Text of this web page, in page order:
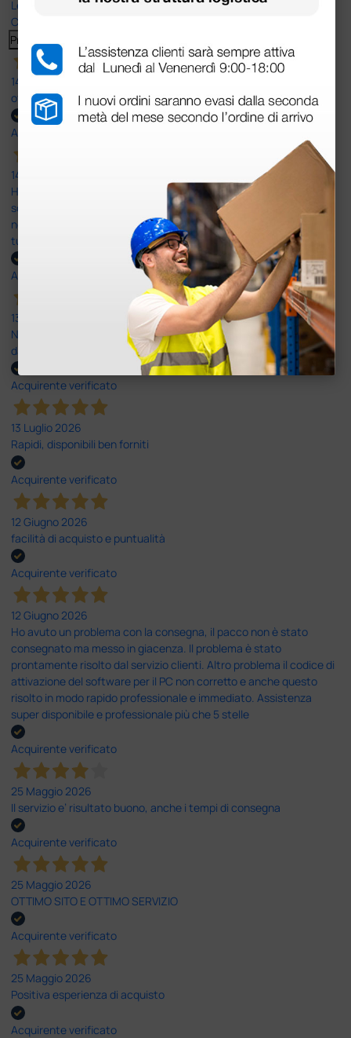
Le nostre recensioni a 4 e 5 stelle.
Clicca qui per leggerle tutte >
Precedente
14 Luglio 2026
ottima
Acquirente verificato
14 Luglio 2026
Ho acquistato un ecografo da Doctor Shop e sono rimasto molto
soddisfatto dell'esperienza. Apparecchiatura di qualità, consegna
nei tempi previsti e un servizio clienti disponibile che ha risposto a
tutti i miei dubbi prima dell'acquisto. Consigliato
Acquirente verificato
13 Luglio 2026
Nulla da eccepire. Tutto estremamente chiaro e corretto,
dall’ordine alla consegna.
Acquirente verificato
13 Luglio 2026
Rapidi, disponibili ben forniti
Acquirente verificato
12 Giugno 2026
facilità di acquisto e puntualità
Acquirente verificato
12 Giugno 2026
Ho avuto un problema con la consegna, il pacco non è stato
consegnato ma messo in giacenza. Il problema è stato
prontamente risolto dal servizio clienti. Altro problema il codice di
attivazione del software per il PC non corretto e anche questo
risolto in modo rapido professionale e immediato. Assistenza
super disponibile e professionale più che 5 stelle
Acquirente verificato
25 Maggio 2026
Il servizio e’ risultato buono, anche i tempi di consegna
Acquirente verificato
25 Maggio 2026
OTTIMO SITO E OTTIMO SERVIZIO
Acquirente verificato
25 Maggio 2026
Positiva esperienza di acquisto
Acquirente verificato